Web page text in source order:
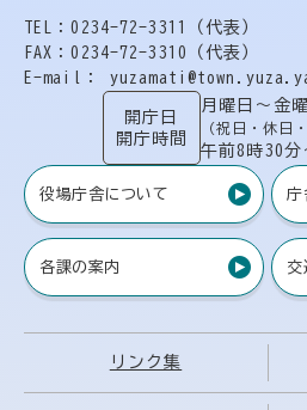
TEL：0234-72-3311（代表）
FAX：0234-72-3310（代表）
E-mail：
開庁日
開庁時間
月曜日〜金
（祝日・休日
午前8時30分
役場庁舎について 庁
各課の案内 交
（
リンク集